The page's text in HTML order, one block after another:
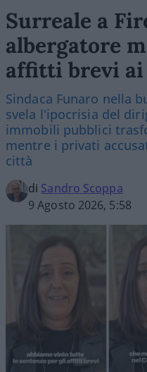
Surreale a
albergatore
affitti brevi
Sindaca Funaro nella
svela l'ipocrisia del
immobili pubblici
mentre i privati
città
di Sandro Scoppa
9 Agosto 2026, 5:58